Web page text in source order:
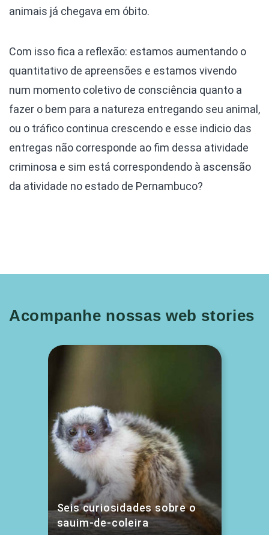
animais já chegava em óbito.
Com isso fica a reflexão: estamos aumentando o
quantitativo de apreensões e estamos vivendo
num momento coletivo de consciência quanto a
fazer o bem para a natureza entregando seu animal,
ou o tráfico continua crescendo e esse indicio das
entregas não corresponde ao fim dessa atividade
criminosa e sim está correspondendo à ascensão
da atividade no estado de Pernambuco?
Acompanhe nossas web stories
Seis curiosidades sobre o
sauim-de-coleira